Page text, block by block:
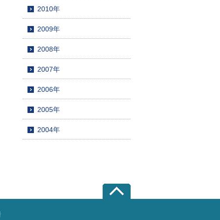
2010年
2009年
2008年
2007年
2006年
2005年
2004年